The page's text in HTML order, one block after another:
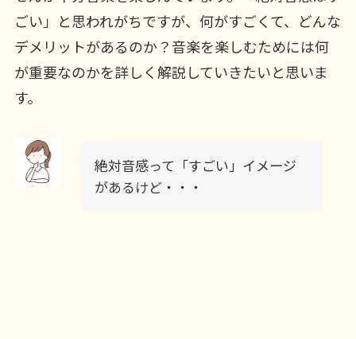
ごい」と思われがちですが、何がすごくて、どんな
デメリットがあるのか？音楽を楽しむためには何
が重要なのかを詳しく解説していきたいと思いま
す。
絶対音感って「すごい」イメージ
があるけど・・・